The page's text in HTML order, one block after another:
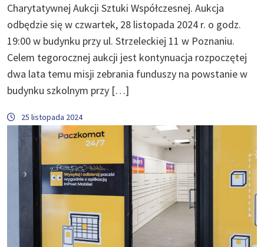
Charytatywnej Aukcji Sztuki Współczesnej. Aukcja
odbędzie się w czwartek, 28 listopada 2024 r. o godz.
19:00 w budynku przy ul. Strzeleckiej 11 w Poznaniu.
Celem tegorocznej aukcji jest kontynuacja rozpoczętej
dwa lata temu misji zebrania funduszy na powstanie w
budynku szkolnym przy […]
25 listopada 2024